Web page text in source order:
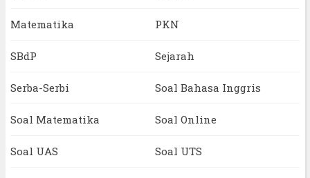
Matematika PKN
SBdP Sejarah
Serba-Serbi Soal Bahasa Inggris
Soal Matematika Soal Online
Soal UAS Soal UTS